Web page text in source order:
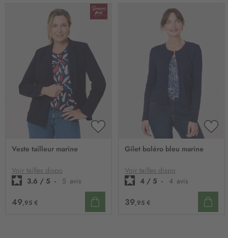
D’ENVIE
Veste tailleur marine
Voir tailles dispo
3.6 / 5 - 5 avis
49,95 €
Gilet boléro bleu marine
Voir tailles dispo
4 / 5 - 4 avis
39,95 €